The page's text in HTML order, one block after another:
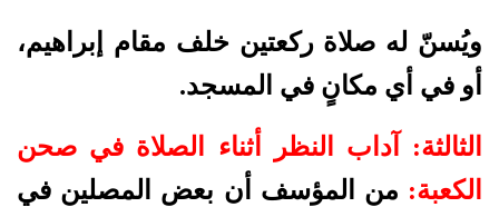
ويُسنّ له صلاة ركعتين خلف مقام إبراهيم،
أو في أي مكانٍ في المسجد.
الثالثة: آداب النظر أثناء الصلاة في صحن
الكعبة: من المؤسف أن بعض المصلين في